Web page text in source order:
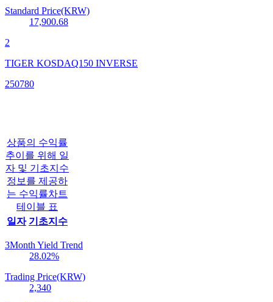
Standard Price(KRW)
17,900.68
2
TIGER KOSDAQ150 INVERSE
250780
상품의 수익률
추이를 위해 일
자 및 기초지수
정보를 제공하
는 수익률차트
테이블 표
일자 기초지수
3Month Yield Trend
28.02%
Trading Price(KRW)
2,340